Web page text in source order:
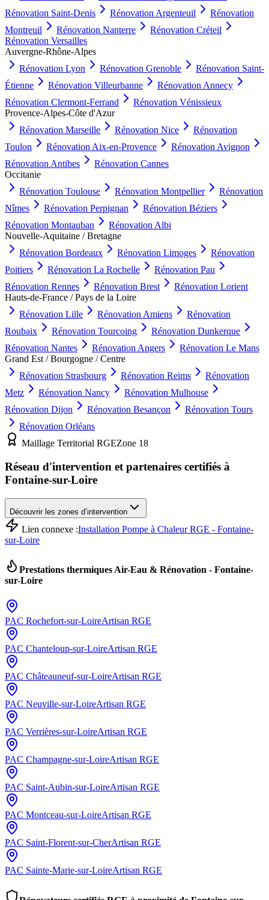
Rénovation Saint-Denis Rénovation Argenteuil
Rénovation
Montreuil
Rénovation Nanterre Rénovation Créteil
Rénovation Versailles
Auvergne-Rhône-Alpes
Rénovation Lyon Rénovation Grenoble Rénovation Saint-
Étienne
Rénovation Villeurbanne Rénovation Annecy
Rénovation Clermont-Ferrand Rénovation Vénissieux
Provence-Alpes-Côte d'Azur
Rénovation Marseille Rénovation Nice
Rénovation
Toulon
Rénovation Aix-en-Provence Rénovation Avignon
Rénovation Antibes Rénovation Cannes
Occitanie
Rénovation Toulouse Rénovation Montpellier
Rénovation
Nîmes
Rénovation Perpignan Rénovation Béziers
Rénovation Montauban Rénovation Albi
Nouvelle-Aquitaine / Bretagne
Rénovation Bordeaux Rénovation Limoges
Rénovation
Poitiers
Rénovation La Rochelle Rénovation Pau
Rénovation Rennes Rénovation Brest Rénovation Lorient
Hauts-de-France / Pays de la Loire
Rénovation Lille Rénovation Amiens
Rénovation
Roubaix
Rénovation Tourcoing Rénovation Dunkerque
Rénovation Nantes Rénovation Angers Rénovation Le Mans
Grand Est / Bourgogne / Centre
Rénovation Strasbourg Rénovation Reims
Rénovation
Metz
Rénovation Nancy Rénovation Mulhouse
Rénovation Dijon Rénovation Besançon Rénovation Tours
Rénovation Orléans
Maillage Territorial RGEZone 18
Réseau d'intervention et partenaires certifiés à
Fontaine-sur-Loire
Découvrir les zones d’intervention
Lien connexe :Installation Pompe à Chaleur RGE - Fontaine-
sur-Loire
Prestations thermiques Air-Eau & Rénovation - Fontaine-
sur-Loire
PAC Rochefort-sur-LoireArtisan RGE
PAC Chanteloup-sur-LoireArtisan RGE
PAC Châteauneuf-sur-LoireArtisan RGE
PAC Neuville-sur-LoireArtisan RGE
PAC Verrières-sur-LoireArtisan RGE
PAC Champagne-sur-LoireArtisan RGE
PAC Saint-Aubin-sur-LoireArtisan RGE
PAC Montceau-sur-LoireArtisan RGE
PAC Saint-Florent-sur-CherArtisan RGE
PAC Sainte-Marie-sur-LoireArtisan RGE